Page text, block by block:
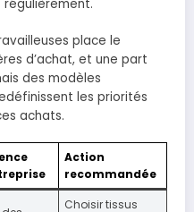
place le
d’achat, et une part
des modèles
les priorités
achats.
Action
recommandée
Choisir tissus